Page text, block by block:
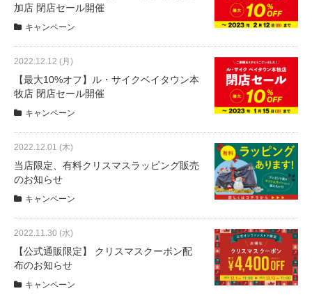
修理・メンテナンス工賃
盗難保証
SpotMateログイン
オリジナル自転車
PB全車種カタログ
Norwayシリーズ
加店 閉店セール開催
キャンペーン
2022.12.12 (月)
【最大10%オフ】ル・サイクベイタウン本
牧店 閉店セール開催
キャンペーン
2022.12.01 (木)
当店限定、有料クリスマスラッピング販売
のお知らせ
キャンペーン
2022.11.30 (水)
【公式通販限定】 クリスマスクーポン配
布のお知らせ
キャンペーン